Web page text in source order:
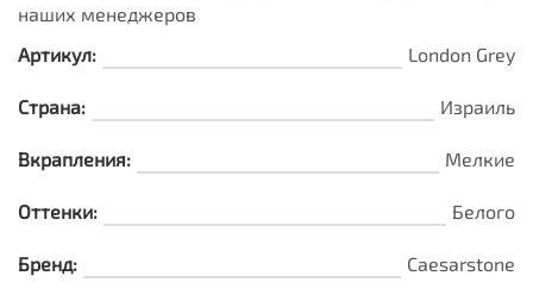
наших менеджеров
Артикул:
London Grey
Страна: Израиль
Вкрапления: Мелкие
Оттенки: Белого
Бренд: Caesarstone